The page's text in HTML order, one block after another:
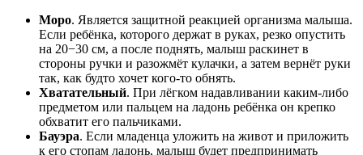
Моро. Является защитной реакцией организма малыша.
Если ребёнка, которого держат в руках, резко опустить
на 20−30 см, а после поднять, малыш раскинет в
стороны ручки и разожмёт кулачки, а затем вернёт руки
так, как будто хочет кого-то обнять.
Хватательный. При лёгком надавливании каким-либо
предметом или пальцем на ладонь ребёнка он крепко
обхватит его пальчиками.
Бауэра. Если младенца уложить на живот и приложить
к его стопам ладонь, малыш будет предпринимать